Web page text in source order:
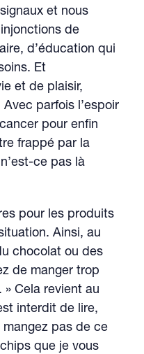
et nous
de
d’éducation qui
Et
et de plaisir,
parfois l’espoir
pour enfin
frappé par la
ce pas là
pour les produits
Ainsi, au
chocolat ou des
de manger trop
Cela revient au
interdit de lire,
mangez pas de ce
que je vous